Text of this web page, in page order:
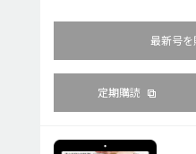
最新号
定期購読